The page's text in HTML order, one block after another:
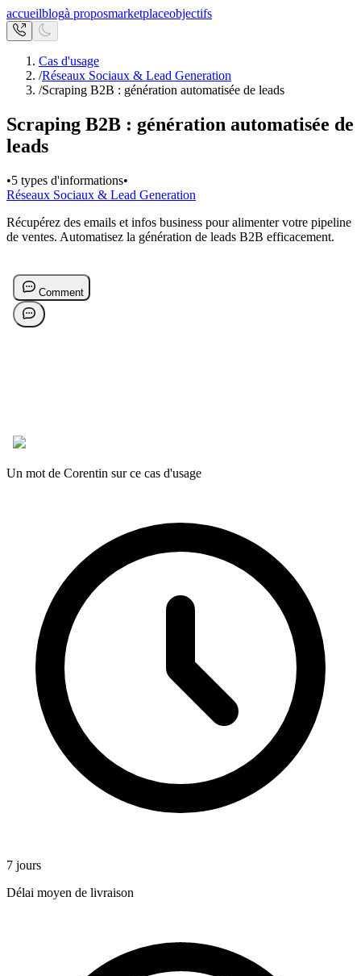
accueilblogà proposmarketplaceobjectifs
Cas d'usage
/Réseaux Sociaux & Lead Generation
/Scraping B2B : génération automatisée de leads
Scraping B2B : génération automatisée de
leads
•5 types d'informations•
Réseaux Sociaux & Lead Generation
Récupérez des emails et infos business pour alimenter votre pipeline
de ventes. Automatisez la génération de leads B2B efficacement.
Un mot de Corentin sur ce cas d'usage
7 jours
Délai moyen de livraison